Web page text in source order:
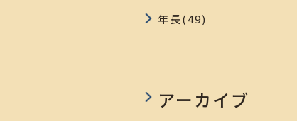
年長(49)
アーカイブ